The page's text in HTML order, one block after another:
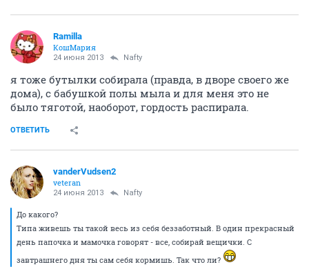
Ramilla
КошМария
24 июня 2013 Nafty
я тоже бутылки собирала (правда, в дворе своего же
дома), с бабушкой полы мыла и для меня это не
было тяготой, наоборот, гордость распирала.
ОТВЕТИТЬ
vanderVudsen2
veteran
24 июня 2013 Nafty
До какого?
Типа живешь ты такой весь из себя беззаботный. В один прекрасный
день папочка и мамочка говорят - все, собирай вещички. С
завтрашнего дня ты сам себя кормишь. Так что ли?